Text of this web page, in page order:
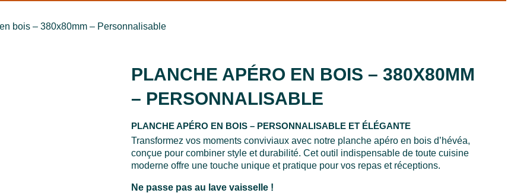
bois – 380x80mm – Personnalisable
PLANCHE APÉRO EN BOIS – 380X80MM
– PERSONNALISABLE
PLANCHE APÉRO EN BOIS – PERSONNALISABLE ET ÉLÉGANTE
Transformez vos moments conviviaux avec notre planche apéro en bois d’hévéa,
conçue pour combiner style et durabilité. Cet outil indispensable de toute cuisine
moderne offre une touche unique et pratique pour vos repas et réceptions.
Ne passe pas au lave vaisselle !